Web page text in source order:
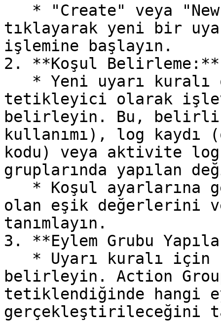
tıklayarak yeni bir
işlemine başlayın.
2. **Koşul Belirleme:**
tetikleyici olarak işlev
belirleyin. Bu, belirli
kullanımı), log
kodu) veya aktivite
gruplarında yapılan
olan eşik değerlerini
tanımlayın.
3. **Eylem Grubu
belirleyin. Action
tetiklendiğinde hangi
gerçekleştirileceğini